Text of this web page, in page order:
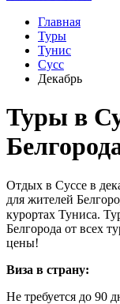
Главная
Туры
Тунис
Сусс
Декабрь
Туры в
Отдых в Суссе в
для жителей
курортах Туниса.
Белгорода от всех
цены!
Виза в страну:
Не требуется до 90